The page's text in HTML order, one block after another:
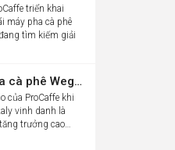
triển khai
máy pha cà phê
tìm kiếm giải
ProCaffe- Nhà phân phối máy pha cà phê Wega có mức tăng trưởng cao nhất thế giới
của ProCaffe khi
vinh danh là
trưởng cao…